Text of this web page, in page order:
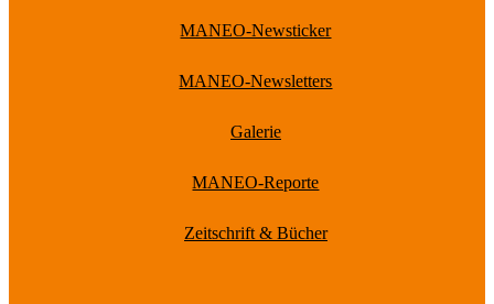
MANEO-Newsticker
MANEO-Newsletters
Galerie
MANEO-Reporte
Zeitschrift & Bücher